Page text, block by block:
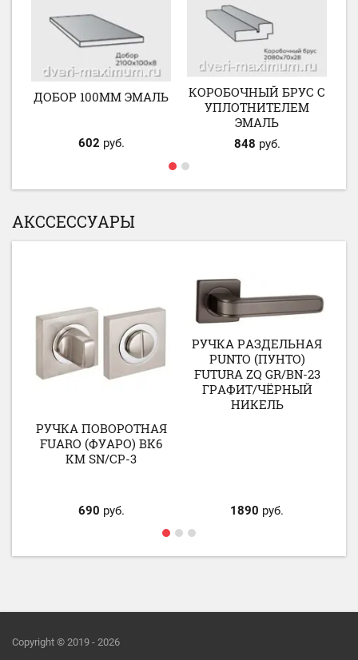
ДОБОР 100ММ ЭМАЛЬ
602 руб.
КОРОБОЧНЫЙ БРУС С
УПЛОТНИТЕЛЕМ
ЭМАЛЬ
848 руб.
АКССЕССУАРЫ
РУЧКА ПОВОРОТНАЯ
FUARO (ФУАРО) BK6
KM SN/CP-3
690 руб.
РУЧКА РАЗДЕЛЬНАЯ
PUNTO (ПУНТО)
FUTURA ZQ GR/BN-23
ГРАФИТ/ЧЁРНЫЙ
НИКЕЛЬ
1890 руб.
Copyright © 2019 - 2026